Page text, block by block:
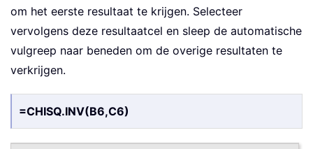
om het eerste resultaat te krijgen. Selecteer
vervolgens deze resultaatcel en sleep de automatische
vulgreep naar beneden om de overige resultaten te
verkrijgen.
=CHISQ.INV(B6,C6)